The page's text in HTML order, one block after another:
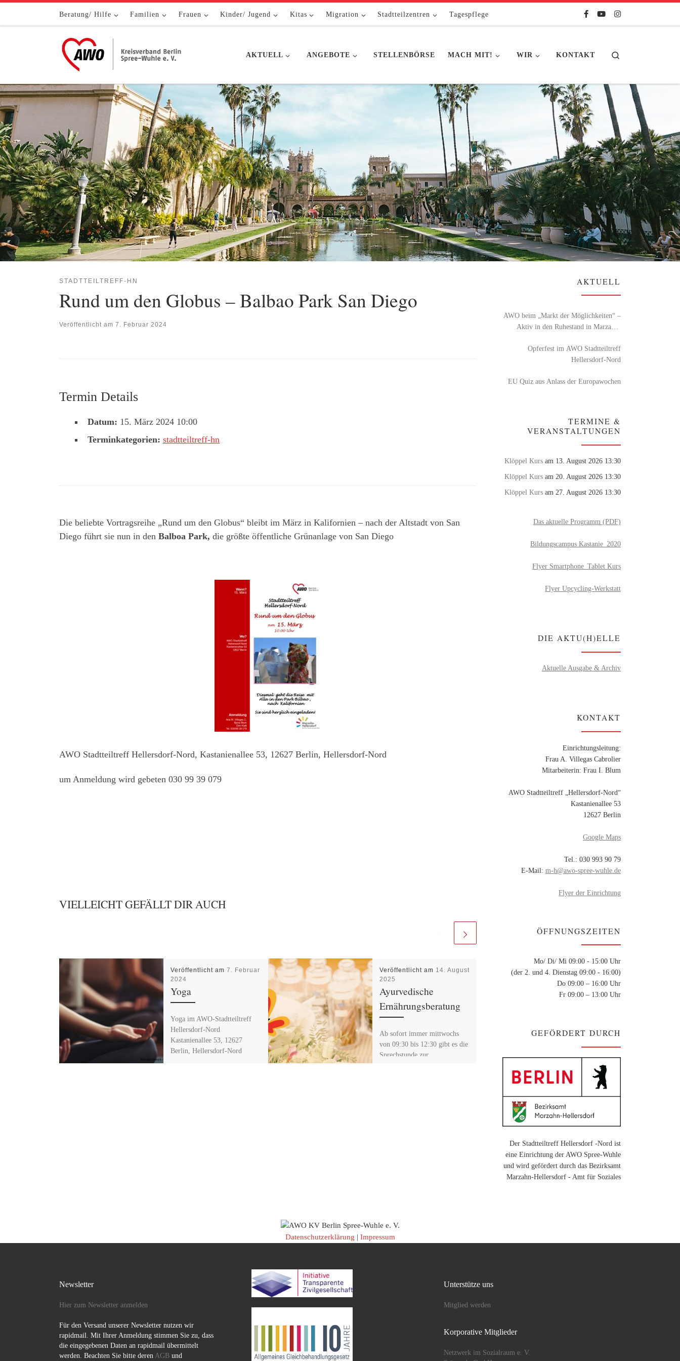
Zum Inhalt springenBeratung/ Hilfe Familien Frauen Kinder/ Jugend Kitas Migration Stadtteilzentren Tagespflege
AKTUELL ANGEBOTE STELLENBÖRSE MACH MIT! WIR KONTAKT
STADTTEILTREFF-HN
Rund um den Globus – Balbao Park San Diego
Veröffentlicht am 7. Februar 2024
Termin Details
Datum: 15. März 2024 10:00
Terminkategorien: stadtteiltreff-hn
Die beliebte Vortragsreihe „Rund um den Globus“ bleibt im März in Kalifornien – nach der Altstadt von San
Diego führt sie nun in den Balboa Park, die größte öffentliche Grünanlage von San Diego
AWO Stadtteiltreff Hellersdorf-Nord, Kastanienallee 53, 12627 Berlin, Hellersdorf-Nord
um Anmeldung wird gebeten 030 99 39 079
VIELLEICHT GEFÄLLT DIR AUCH
Veröffentlicht am7. Februar
2024
Yoga
Yoga im AWO-Stadtteiltreff
Hellersdorf-Nord
Kastanienallee 53, 12627
Berlin, Hellersdorf-Nord
Veröffentlicht am 14. August
2025
Ayurvedische
Ernährungsberatung
Ab sofort immer mittwochs
von 09:30 bis 12:30 gibt es die
Sprechstunde zur
Veröffentlicht am
2024
Upcycling-Werkstatt
Lieblingsklamotten Neues
Berlin, Hellersdorf-Nord
Dienstag 10 – 13 Uhr Freitag
AKTUELL
AWO beim „Markt der Möglichkeiten“ –
Aktiv in den Ruhestand in Marzahn-
Opferfest im AWO Stadtteiltreff
Hellersdorf-Nord
EU Quiz aus Anlass der Europawochen
TERMINE &
VERANSTALTUNGEN
Klöppel Kurs am 13. August 2026 13:30
Klöppel Kurs am 20. August 2026 13:30
Klöppel Kurs am 27. August 2026 13:30
Das aktuelle Programm (PDF)
Bildungscampus Kastanie_2020
Flyer Smartphone_Tablet Kurs
Flyer Upcycling-Werkstatt
DIE AKTU(H)ELLE
Aktuelle Ausgabe & Archiv
KONTAKT
Einrichtungsleitung:
Frau A. Villegas Cabrolier
Mitarbeiterin: Frau I. Blum
AWO Stadtteiltreff „Hellersdorf-Nord“
Kastanienallee 53
12627 Berlin
Google Maps
Tel.: 030 993 90 79
E-Mail: m-h@awo-spree-wuhle.de
Flyer der Einrichtung
ÖFFNUNGSZEITEN
Mo/ Di/ Mi 09:00 - 15:00 Uhr
(der 2. und 4. Dienstag 09:00 - 16:00)
Do 09:00 – 16:00 Uhr
Fr 09:00 – 13:00 Uhr
GEFÖRDERT DURCH
Der Stadtteiltreff Hellersdorf -Nord ist
eine Einrichtung der AWO Spree-Wuhle
und wird gefördert durch das Bezirksamt
Marzahn-Hellersdorf - Amt für Soziales
Datenschutzerklärung | Impressum
Newsletter
Hier zum Newsletter anmelden
Für den Versand unserer Newsletter nutzen wir
rapidmail. Mit Ihrer Anmeldung stimmen Sie zu, dass
die eingegebenen Daten an rapidmail übermittelt
werden. Beachten Sie bitte deren AGB und
Unterstütze uns
Mitglied werden
Korporative Mitglieder
Netzwerk im Sozialraum e. V.